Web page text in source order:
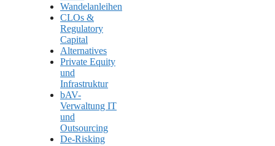
Wandelanleihen
CLOs &
Regulatory
Capital
Alternatives
Private Equity
und
Infrastruktur
bAV-
Verwaltung IT
und
Outsourcing
De-Risking